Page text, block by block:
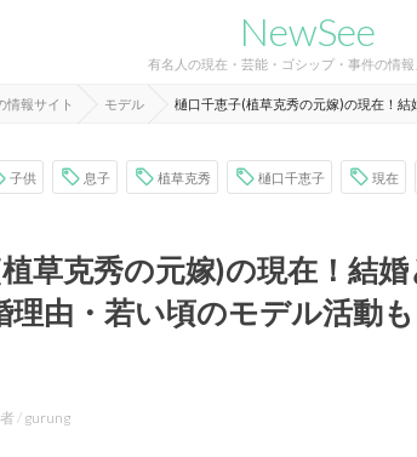
NewSee
有名人の現在・芸能・ゴシップ・事件の情報
情報サイト モデル 樋口千恵子(植草克秀の元嫁)の現在！
子供 息子 植草克秀 樋口千恵子 現在
草克秀の元嫁)の現在！結
理由・若い頃のモデル活動
/gurung